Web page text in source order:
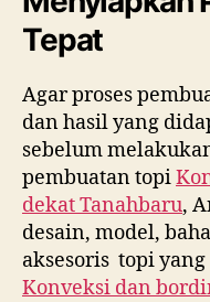
Tepat
Agar proses
dan hasil yang
sebelum
pembuatan topi
dekatTanahbaru,
desain, model,
aksesoris topi
Konveksi dan